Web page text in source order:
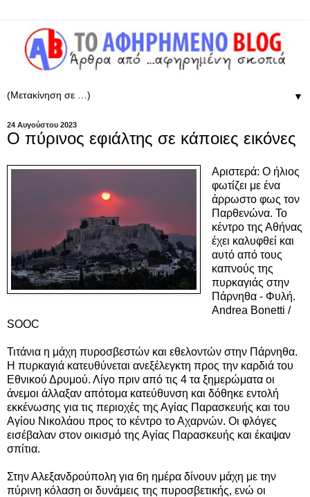
▼
24 Αυγούστου 2023
Ο πύρινος εφιάλτης σε κάποιες εικόνες
Αριστερά: Ο ήλιος
φωτίζει με ένα
άρρωστο φως τον
Παρθενώνα. Το
κέντρο της Αθήνας
έχει καλυφθεί και
αυτό από τους
καπνούς της
πυρκαγιάς στην
Πάρνηθα - Φυλή.
Andrea Bonetti /
SOOC
Τιτάνια η μάχη πυροσβεστών και εθελοντών στην Πάρνηθα.
Η πυρκαγιά κατευθύνεται ανεξέλεγκτη προς την καρδιά του
Εθνικού Δρυμού. Λίγο πριν από τις 4 τα ξημερώματα οι
άνεμοι άλλαξαν απότομα κατεύθυνση και δόθηκε εντολή
εκκένωσης για τις περιοχές της Αγίας Παρασκευής και του
Αγίου Νικολάου προς το κέντρο το Αχαρνών. Οι φλόγες
εισέβαλαν στον οικισμό της Αγίας Παρασκευής και έκαψαν
σπίτια.
Στην Αλεξανδρούπολη για 6η ημέρα δίνουν μάχη με την
πύρινη κόλαση οι δυνάμεις της πυροσβετικής, ενώ οι